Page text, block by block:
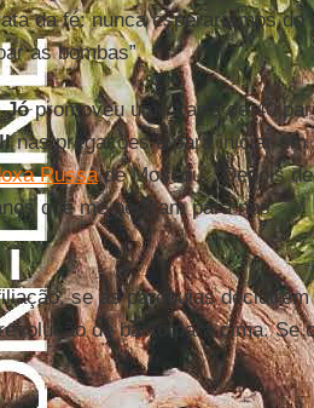
da fé: nunca esperaríamos do
as bombas”.
Jópromoveu uma carta de 40
nas pregações e para iniciar um
Russade Moscou. “Depois
que me pediram para nos
se as paróquias
de baixo para cima. Se